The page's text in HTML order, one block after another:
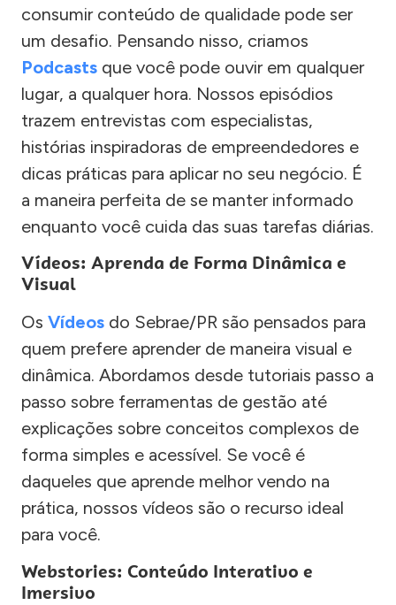
consumir conteúdo de qualidade pode ser
um desafio. Pensando nisso, criamos
Podcasts que você pode ouvir em qualquer
lugar, a qualquer hora. Nossos episódios
trazem entrevistas com especialistas,
histórias inspiradoras de empreendedores e
dicas práticas para aplicar no seu negócio. É
a maneira perfeita de se manter informado
enquanto você cuida das suas tarefas diárias.
Vídeos: Aprenda de Forma Dinâmica e
Visual
Os Vídeos do Sebrae/PR são pensados para
quem prefere aprender de maneira visual e
dinâmica. Abordamos desde tutoriais passo a
passo sobre ferramentas de gestão até
explicações sobre conceitos complexos de
forma simples e acessível. Se você é
daqueles que aprende melhor vendo na
prática, nossos vídeos são o recurso ideal
para você.
Webstories: Conteúdo Interativo e
Imersivo